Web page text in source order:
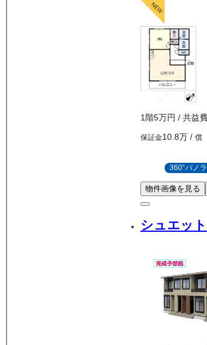
1階5万円 / 共益
保証金10.8万 / 償
360°パノ
物件画像を見る
シュエッ